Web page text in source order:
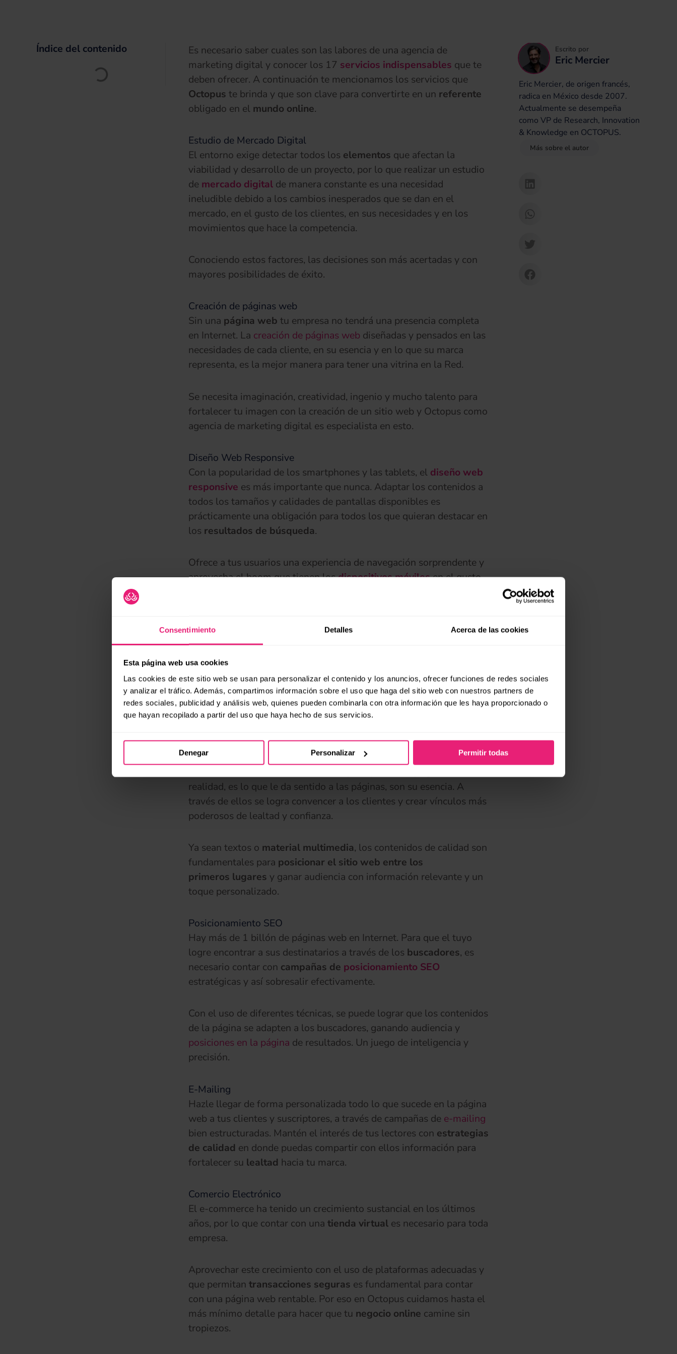
(se abre en una pestaña nueva)
Consentimiento Detalles Acerca de las cookies
Esta página web usa cookies
Las cookies de este sitio web se usan para personalizar el contenido y los anuncios, ofrecer funciones de redes sociales
y analizar el tráfico. Además, compartimos información sobre el uso que haga del sitio web con nuestros partners de
redes sociales, publicidad y análisis web, quienes pueden combinarla con otra información que les haya proporcionado o
que hayan recopilado a partir del uso que haya hecho de sus servicios.
Denegar Personalizar Permitir todas
Índice del contenido
Es necesario saber cuales son las labores de una agencia de
marketing digital y conocer los 17 servicios indispensables que te
deben ofrecer. A continuación te mencionamos los servicios que
Octopus te brinda y que son clave para convertirte en un referente
obligado en el mundo online.
Estudio de Mercado Digital
El entorno exige detectar todos los elementos que afectan la
viabilidad y desarrollo de un proyecto, por lo que realizar un estudio
de mercado digitalde manera constante es una necesidad
ineludible debido a los cambios inesperados que se dan en el
mercado, en el gusto de los clientes, en sus necesidades y en los
movimientos que hace la competencia.
Conociendo estos factores, las decisiones son más acertadas y con
mayores posibilidades de éxito.
Creación de páginas web
Sin una página web tu empresa no tendrá una presencia completa
en Internet. La creación de páginas webdiseñadas y pensados en las
necesidades de cada cliente, en su esencia y en lo que su marca
representa, es la mejor manera para tener una vitrina en la Red.
Se necesita imaginación, creatividad, ingenio y mucho talento para
fortalecer tu imagen con la creación de un sitio web y Octopus como
agencia de marketing digital es especialista en esto.
Diseño Web Responsive
Con la popularidad de los smartphones y las tablets, el diseño web
responsive es más importante que nunca. Adaptar los contenidos a
todos los tamaños y calidades de pantallas disponibles es
prácticamente una obligación para todos los que quieran destacar en
los resultados de búsqueda.
Ofrece a tus usuarios una experiencia de navegación sorprendente y
aprovecha el boom que tienen losdispositivos móvilesen el gusto
tiene una respuesta en el
estadísticas. Conociendo e interpretando correctamente estos
elementos, se pueden mejorar considerablemente las partes claves
de tu página web y así optimizarlo para los buscadores de una forma
Generación de contenidos
realidad, es lo que le da sentido a las páginas, son su esencia. A
través de ellos se logra convencer a los clientes y crear vínculos más
poderosos de lealtad y confianza.
Ya sean textos o material multimedia, los contenidos de calidad son
fundamentales para posicionar el sitio web entre los
primeros lugares y ganar audiencia con información relevante y un
toque personalizado.
Posicionamiento SEO
Hay más de 1 billón de páginas web en Internet. Para que el tuyo
logre encontrar a sus destinatarios a través de los buscadores, es
necesario contar con campañas de posicionamiento SEO
estratégicas y así sobresalir efectivamente.
Con el uso de diferentes técnicas, se puede lograr que los contenidos
de la página se adapten a los buscadores, ganando audiencia y
posiciones en la página de resultados. Un juego de inteligencia y
precisión.
E-Mailing
Hazle llegar de forma personalizada todo lo que sucede en la página
web a tus clientes y suscriptores, a través de campañas de e-mailing
bien estructuradas. Mantén el interés de tus lectores con estrategias
de calidad en donde puedas compartir con ellos información para
fortalecer su lealtad hacia tu marca.
Comercio Electrónico
El e-commerce ha tenido un crecimiento sustancial en los últimos
años, por lo que contar con una tienda virtuales necesario para toda
empresa.
Aprovechar este crecimiento con el uso de plataformas adecuadas y
que permitan transacciones seguras es fundamental para contar
con una página web rentable. Por eso en Octopus cuidamos hasta el
más mínimo detalle para hacer que tu negocio online camine sin
tropiezos.
Escrito por
Eric Mercier
Eric Mercier, de origen francés,
radica en México desde 2007.
Actualmente se desempeña
como VP de Research, Innovation
& Knowledge en OCTOPUS.
Más sobre el autor